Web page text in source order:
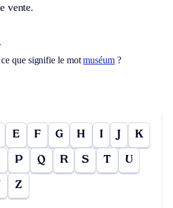
vente.
ce que signifie le motmuséum?
E F G H I J K
P Q R S T U
Z